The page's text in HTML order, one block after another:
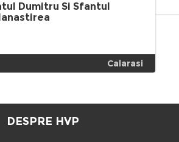
Dumitru Si Sfantul
Calarasi
DESPRE HVP